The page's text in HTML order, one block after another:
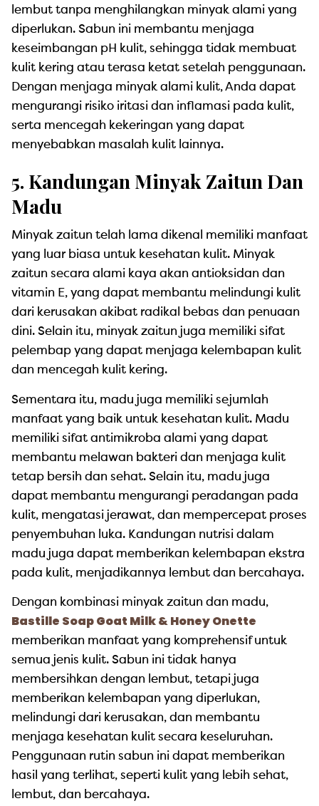
lembut tanpa menghilangkan minyak alami yang
diperlukan. Sabun ini membantu menjaga
keseimbangan pH kulit, sehingga tidak membuat
kulit kering atau terasa ketat setelah penggunaan.
Dengan menjaga minyak alami kulit, Anda dapat
mengurangi risiko iritasi dan inflamasi pada kulit,
serta mencegah kekeringan yang dapat
menyebabkan masalah kulit lainnya.
5. Kandungan Minyak Zaitun Dan
Madu
Minyak zaitun telah lama dikenal memiliki manfaat
yang luar biasa untuk kesehatan kulit. Minyak
zaitun secara alami kaya akan antioksidan dan
vitamin E, yang dapat membantu melindungi kulit
dari kerusakan akibat radikal bebas dan penuaan
dini. Selain itu, minyak zaitun juga memiliki sifat
pelembap yang dapat menjaga kelembapan kulit
dan mencegah kulit kering.
Sementara itu, madu juga memiliki sejumlah
manfaat yang baik untuk kesehatan kulit. Madu
memiliki sifat antimikroba alami yang dapat
membantu melawan bakteri dan menjaga kulit
tetap bersih dan sehat. Selain itu, madu juga
dapat membantu mengurangi peradangan pada
kulit, mengatasi jerawat, dan mempercepat proses
penyembuhan luka. Kandungan nutrisi dalam
madu juga dapat memberikan kelembapan ekstra
pada kulit, menjadikannya lembut dan bercahaya.
Dengan kombinasi minyak zaitun dan madu,
Bastille Soap Goat Milk & Honey Onette
memberikan manfaat yang komprehensif untuk
semua jenis kulit. Sabun ini tidak hanya
membersihkan dengan lembut, tetapi juga
memberikan kelembapan yang diperlukan,
melindungi dari kerusakan, dan membantu
menjaga kesehatan kulit secara keseluruhan.
Penggunaan rutin sabun ini dapat memberikan
hasil yang terlihat, seperti kulit yang lebih sehat,
lembut, dan bercahaya.